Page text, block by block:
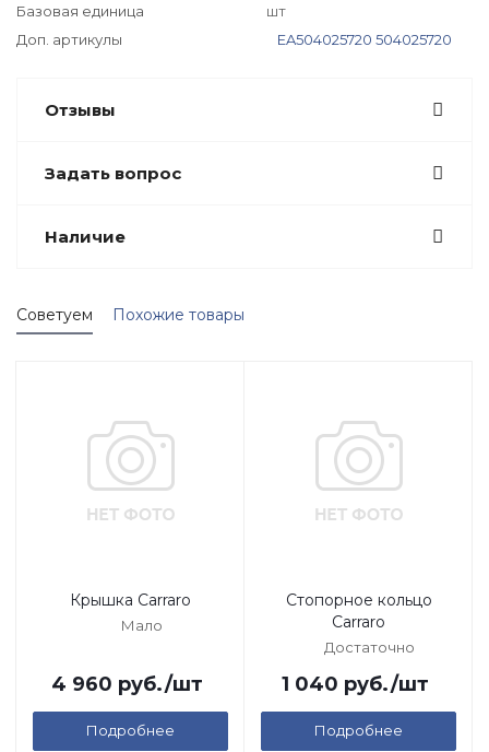
Базовая единица
шт
Доп. артикулы
EA504025720 504025720
Отзывы
Задать вопрос
Наличие
Советуем Похожие товары
Крышка Carraro
Мало
4 960 руб./шт
Подробнее
Стопорное кольцо
Carraro
Достаточно
1 040 руб./шт
Подробнее